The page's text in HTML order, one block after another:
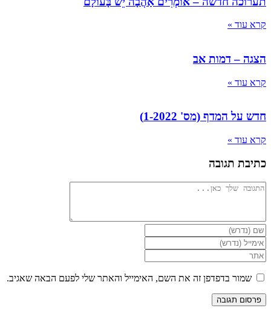
קרא עוד »
הצגה – דמות אב
קרא עוד »
חדש על המדף (מס' 1-2022)
קרא עוד »
כתיבת תגובה
להגיב
הזן
את
השם
שלך
או
שם
משתמש
כדי
הזן
את
כתובת
דואר
האלקטרוני
שלך
כדי
הזן
את
כתובת
האינטרנט
שלך
שמור בדפדפן זה את השם, האימייל והאתר שלי לפעם הבאה שאגיב.